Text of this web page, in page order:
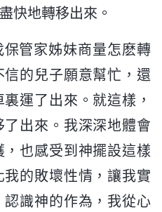
快地轉移出來。
管家姊妹商量怎麽轉
的兒子願意幫忙，還
運了出來。就這樣，
出來。我深深地體會
也感受到神擺設這樣
的敗壞性情，讓我實
識神的作為，我從心